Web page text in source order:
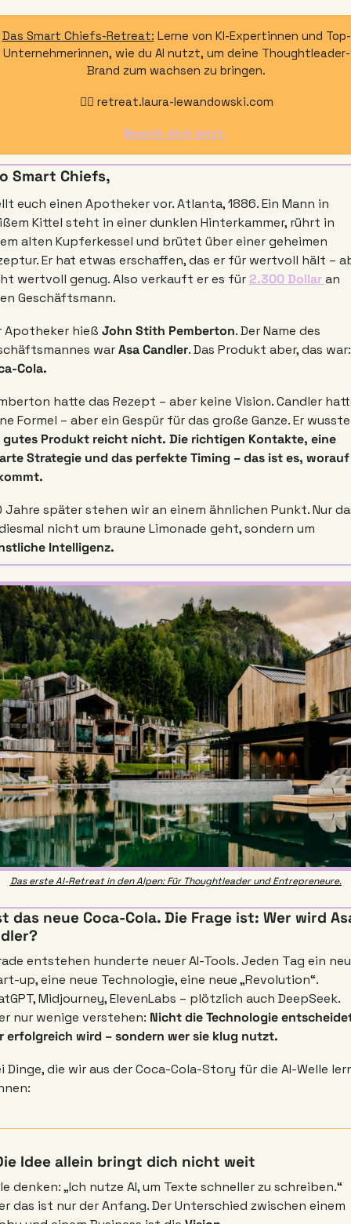
Das Smart Chiefs-Retreat: Lerne von KI-Expertinnen und Top-
Unternehmerinnen, wie du AI nutzt, um deine Thoughtleader-
Brand zum wachsen zu bringen.
👉🏼 retreat.laura-lewandowski.com
Bewirb dich jetzt.
Smart Chiefs,
euch einen Apotheker vor. Atlanta, 1886. Ein Mann in
Kittel steht in einer dunklen Hinterkammer, rührt in
alten Kupferkessel und brütet über einer geheimen
Er hat etwas erschaffen, das er für wertvoll hält –
wertvoll genug. Also verkauft er es für 2.300 Dollar an
Geschäftsmann.
Apotheker hieß John Stith Pemberton. Der Name des
war Asa Candler
Cola.
hatte das Rezept – aber keine Vision. Candler
gutes Produkt reicht nicht. Die richtigen Kontakte, eine
Strategie und das perfekte Timing – das ist es, worauf
Jahre später stehen wir an einem ähnlichen Punkt. Nur
Intelligenz.
Das erste AI-Retreat in den Alpen: Für Thoughtleader und Entrepreneure.
das neue Coca-Cola. Die Frage ist: Wer wird
entstehen hunderte neuer AI-Tools. Jeden Tag ein
up, eine neue Technologie, eine neue „Revolution“.
Midjourney, ElevenLabs – plötzlich auch DeepSeek.
nur wenige verstehen: Nicht die Technologie
erfolgreich wird – sondern wer sie klug nutzt.
Dinge, die wir aus der Coca-Cola-Story für die AI-Welle
Idee allein bringt dich nicht weit
denken: „Ich nutze AI, um Texte schneller zu schreiben.“
das ist nur der Anfang. Der Unterschied zwischen einem